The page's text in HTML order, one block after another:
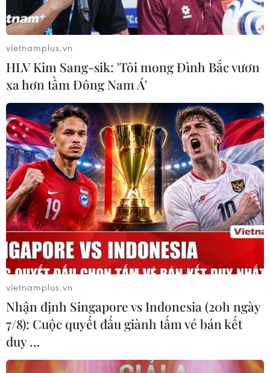
Hai nước Việt Nam và Hoa Kỳ thúc đẩy hợp
tác trong những lĩnh vực mới
27/03/2024 12:45
Phó Thủ tướng mong muốn trong thời gian tới, Việt Nam
và Hoa Kỳ hợp tác thực chất, sâu sắc trên các lĩnh vực
tương xứng với tầm cao của khuôn khổ quan hệ Đối tác
Chiến lược Toàn diện.
vietnamplus.vn
HLV Kim Sang-sik: 'Tôi mong Đình Bắc vươn
xa hơn tầm Đông Nam Á'
vietnamplus.vn
Nhận định Singapore vs Indonesia (20h ngày
7/8): Cuộc quyết đấu giành tấm vé bán kết
duy …